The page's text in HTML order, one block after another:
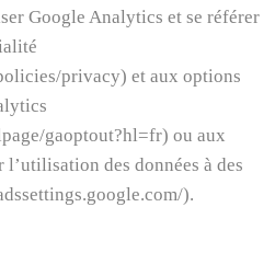
Google Analytics et se référer
privacy) et aux options
gaoptout?hl=fr) ou aux
des données à des
).